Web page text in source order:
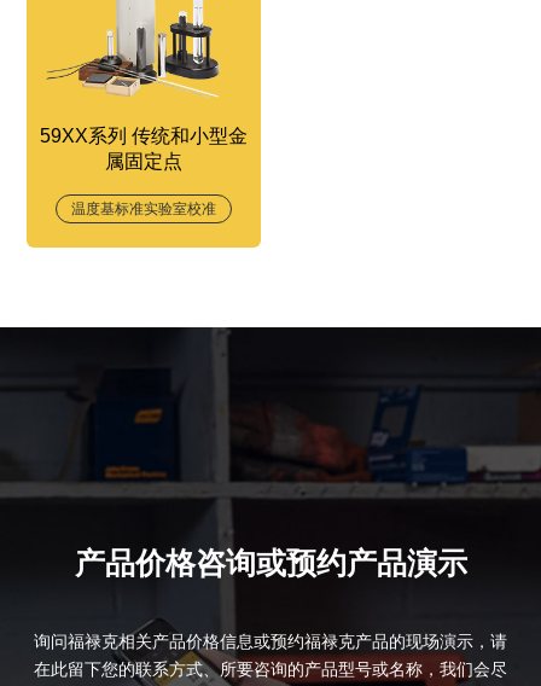
59XX系列 传统和小型金
属固定点
温度基标准实验室校准
产品价格咨询或预约产品演示
询问福禄克相关产品价格信息或预约福禄克产品的现场演示，请
在此留下您的联系方式、所要咨询的产品型号或名称，我们会尽